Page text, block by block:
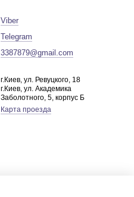
Viber
Telegram
3387879@gmail.com
г.Киев, ул. Ревуцкого, 18
г.Киев, ул. Академика
Заболотного, 5, корпус Б
Карта проезда